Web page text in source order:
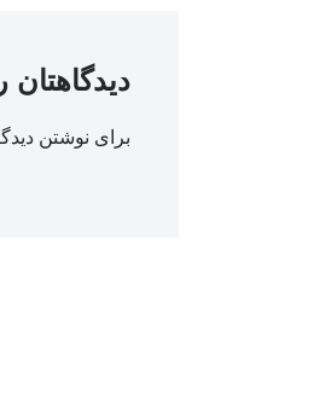
دیدگاهتان
برای نوشتن